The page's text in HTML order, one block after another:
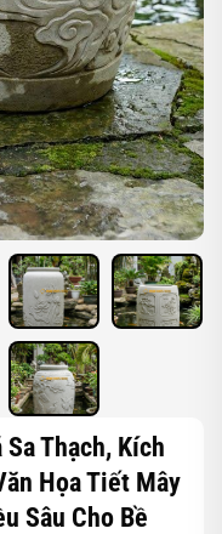
Thạch, Kích
Họa Tiết Mây
Sâu Cho Bề